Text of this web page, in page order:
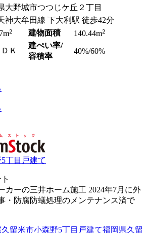
大野城市つつじケ丘２丁目
神大牟田線 下大利駅 徒歩42分
2 建物面積 140.44m2
Ｋ
建ぺい率/
容積率
40%/60%
丁目戸建て
カーの三井ホーム施工 2024年7月に外
・防腐防蟻処理のメンテナンス済で